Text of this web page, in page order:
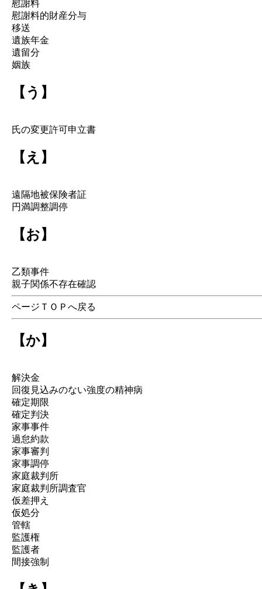
慰謝料
慰謝料的財産分与
移送
遺族年金
遺留分
姻族
【う】
氏の変更許可申立書
【え】
遠隔地被保険者証
円満調整調停
【お】
乙類事件
親子関係不存在確認
ページＴＯＰへ戻る
【か】
解決金
回復見込みのない強度の精神病
確定期限
確定判決
家事事件
過怠約款
家事審判
家事調停
家庭裁判所
家庭裁判所調査官
仮差押え
仮処分
管轄
監護権
監護者
間接強制